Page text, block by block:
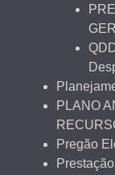
PLANO
Pregão